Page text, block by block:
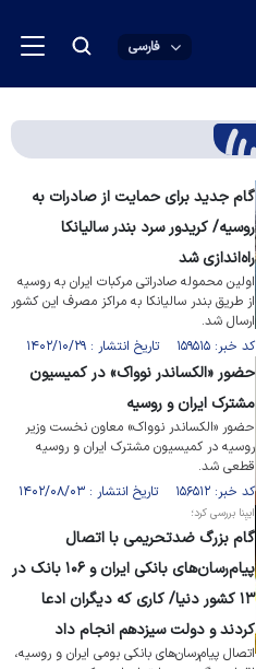
فارسی
گام جدید برای حمایت از صادرات به
روسیه/ کریدور سرد بندر سالیانکا
راه‌اندازی شد
اولین محموله صادراتی مرکبات ایران به روسیه
از طریق بندر سالیانکا به مراکز مصرف این کشور
ارسال شد.
کد خبر: ۱۵۹۵۱۵ تاریخ انتشار : ۱۴۰۲/۱۰/۲۹
حضور «الکساندر نوواک» در کمیسیون
مشترک ایران و روسیه
حضور «الکساندر نوواک» معاون نخست وزیر
روسیه در کمیسیون مشترک ایران و روسیه
قطعی شد.
کد خبر: ۱۵۶۵۱۲ تاریخ انتشار : ۱۴۰۲/۰۸/۰۳
ایبِنا بررسی کرد؛
گام بزرگ ضدتحریمی با اتصال
پیام‌رسان‌های بانکی ایران و ۱۰۶ بانک در
۱۳ کشور دنیا/ کاری که دیگران ادعا
کردند و دولت سیزدهم انجام داد
اتصال پیام‌رسان‌های بانکی بومی ایران و روسیه،